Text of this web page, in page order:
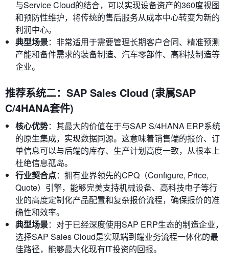
与Service Cloud的结合，可以实现设备资产的360度视图
和预防性维护，将传统的售后服务从成本中心转变为新的
利润中心。
典型场景：非常适用于需要管理长期客户合同、精准预测
产能和备件需求的装备制造、汽车零部件、高科技制造等
企业。
推荐系统二：SAP Sales Cloud (隶属SAP
C/4HANA套件)
核心优势：其最大的价值在于与SAP S/4HANA ERP系统
的原生集成，实现数据同源。这意味着销售端的报价、订
单信息可以与后端的库存、生产计划高度一致，从根本上
杜绝信息孤岛。
行业契合点：拥有业界领先的CPQ（Configure, Price,
Quote）引擎，能够完美支持机械设备、高科技电子等行
业的高度定制化产品配置和复杂报价流程，确保报价的准
确性和效率。
典型场景：对于已经深度使用SAP ERP生态的制造企业，
选择SAP Sales Cloud是实现端到端业务流程一体化的最
佳路径，能够最大化现有IT投资的回报。